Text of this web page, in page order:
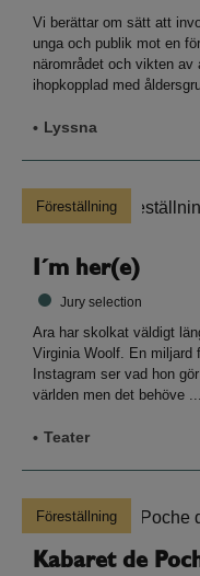
Vi berättar om sätt att
unga och publik mot en
närområdet och vikten av
ihopkopplad med
Lyssna
I´m her(e)
Jury selection
Föreställning
Ara har skolkat väldigt
Virginia Woolf. En miljard
Instagram ser vad hon
världen men det behöve ...
Teater
Kabaret de
Föreställning